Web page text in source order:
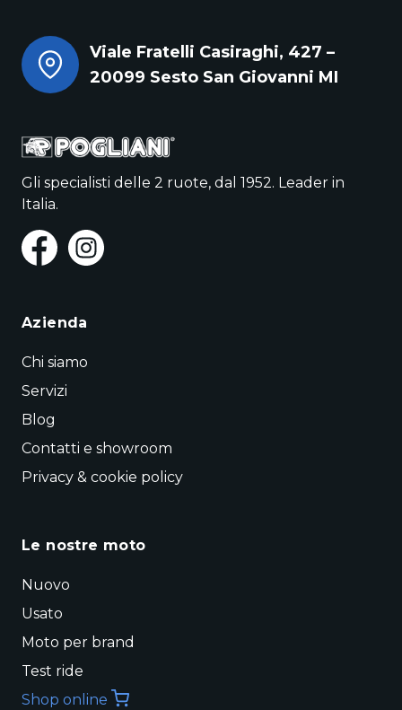
Viale Fratelli Casiraghi, 427 –
20099 Sesto San Giovanni MI
Gli specialisti delle 2 ruote, dal 1952. Leader in
Italia.
Azienda
Chi siamo
Servizi
Blog
Contatti e showroom
Privacy & cookie policy
Le nostre moto
Nuovo
Usato
Moto per brand
Test ride
Shop online